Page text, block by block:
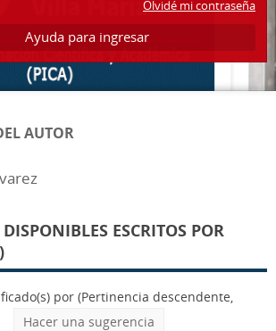
Olvidé mi contraseña
Ayuda para ingresar
AUTOR
ESCRITOS POR
por (Pertinencia descendente,
Hacer una sugerencia